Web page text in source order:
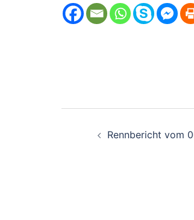
Rennbericht vom